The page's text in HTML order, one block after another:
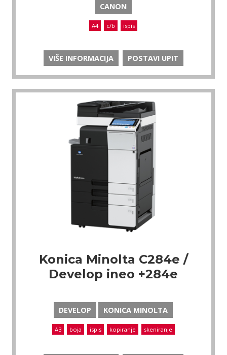
CANON
A4 c/b ispis
VIŠE INFORMACIJA POSTAVI UPIT
Konica Minolta C284e /
Develop ineo +284e
DEVELOP KONICA MINOLTA
A3 boja ispis kopiranje skeniranje